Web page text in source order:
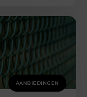
AANBIEDINGEN